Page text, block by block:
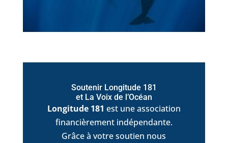
Soutenir Longitude 181
et La Voix de l’Océan
Longitude 181 est une association
financièrement indépendante.
Grâce à votre soutien nous